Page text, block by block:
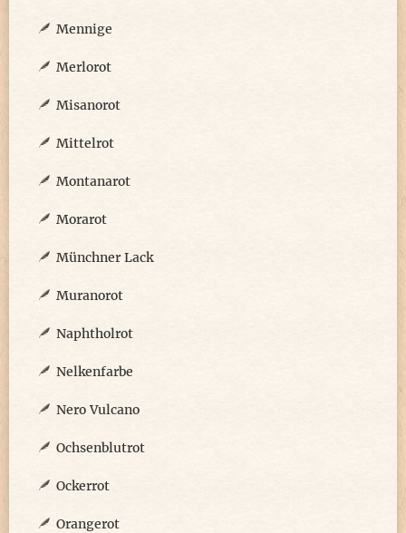
Mennige
Merlorot
Misanorot
Mittelrot
Montanarot
Morarot
Münchner Lack
Muranorot
Naphtholrot
Nelkenfarbe
Nero Vulcano
Ochsenblutrot
Ockerrot
Orangerot